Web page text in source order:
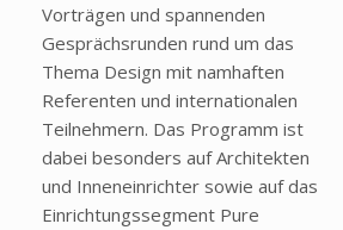
Vorträgen und spannenden
Gesprächsrunden rund um das
Thema Design mit namhaften
Referenten und internationalen
Teilnehmern. Das Programm ist
dabei besonders auf Architekten
und Inneneinrichter sowie auf das
Einrichtungssegment Pure